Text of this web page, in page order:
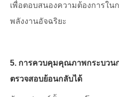
เพื่อตอบสนองความต้องการใน
พลังงานอัจฉริยะ
5. การควบคุมคุณภาพกระบวน
ตรวจสอบย้อนกลับได้